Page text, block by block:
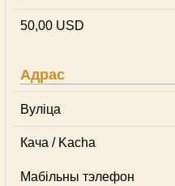
50,00 USD
Адрас
Вуліца
Кача / Kacha
Мабільны тэлефон